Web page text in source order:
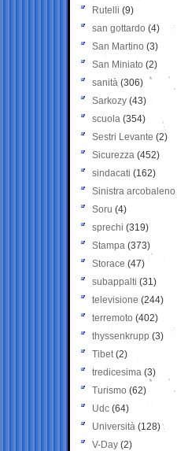
Rutelli (9)
san gottardo (4)
San Martino (3)
San Miniato (2)
sanità (306)
Sarkozy (43)
scuola (354)
Sestri Levante (2)
Sicurezza (452)
sindacati (162)
Sinistra arcobaleno
Soru (4)
sprechi (319)
Stampa (373)
Storace (47)
subappalti (31)
televisione(244)
terremoto (402)
thyssenkrupp (3)
Tibet(2)
tredicesima (3)
Turismo (62)
Udc (64)
Università (128)
V-Day (2)